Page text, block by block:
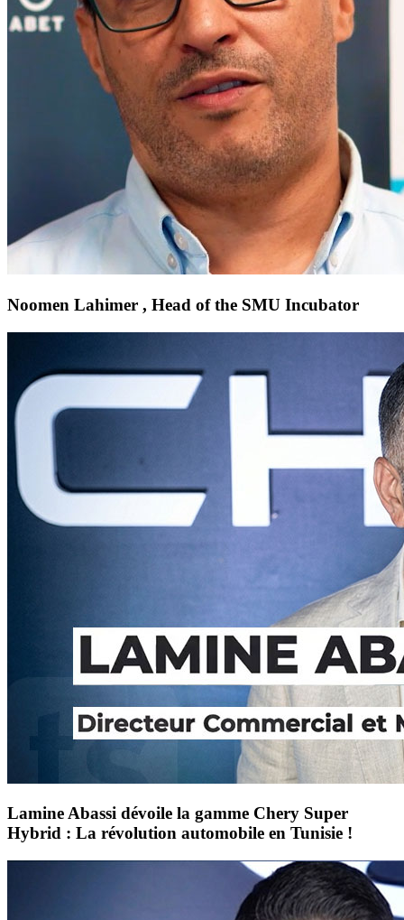
Noomen Lahimer , Head of the SMU Incubator
Lamine Abassi dévoile la gamme Chery Super
Hybrid : La révolution automobile en Tunisie !